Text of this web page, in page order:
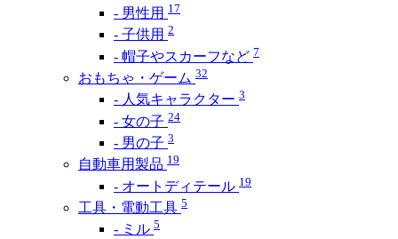
- 男性用 17
- 子供用 2
- 帽子やスカーフなど 7
おもちゃ・ゲーム 32
- 人気キャラクター 3
- 女の子 24
- 男の子 3
自動車用製品 19
- オートディテール 19
工具・電動工具 5
- ミル 5